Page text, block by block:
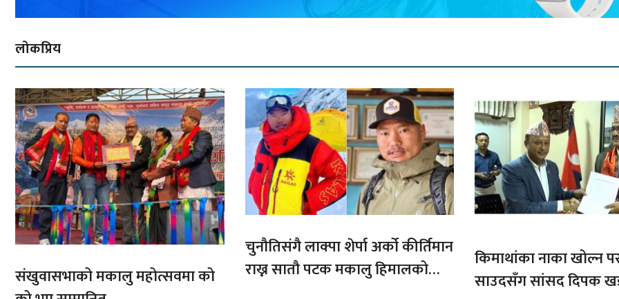
लोकप्रिय
संखुवासभाको मकालु महोत्सवमा को
चुनौतिसंगै लाक्पा शेर्पा अर्को कीर्तिमान
राख्न सातौ पटक मकालु हिमालको
किमाथांका नाका खोल्न
साउदसँग सांसद दिपक